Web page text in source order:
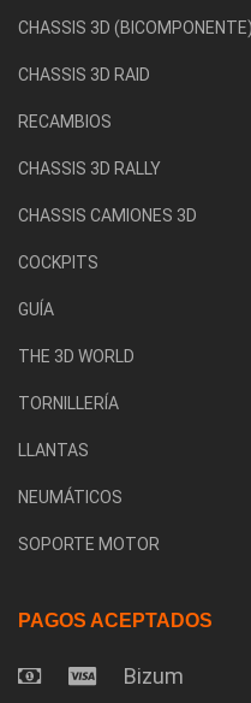
CHASSIS 3D (BICOMPONENTE)
CHASSIS 3D RAID
RECAMBIOS
CHASSIS 3D RALLY
CHASSIS CAMIONES 3D
COCKPITS
GUÍA
THE 3D WORLD
TORNILLERÍA
LLANTAS
NEUMÁTICOS
SOPORTE MOTOR
PAGOS ACEPTADOS
Bizum